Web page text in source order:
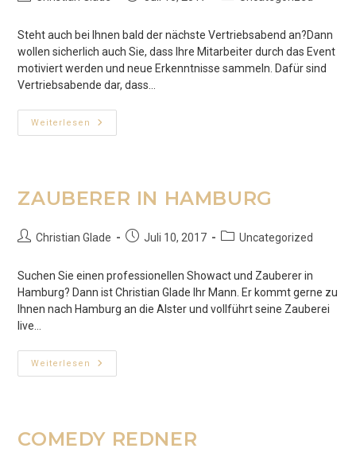
Steht auch bei Ihnen bald der nächste Vertriebsabend an?Dann
wollen sicherlich auch Sie, dass Ihre Mitarbeiter durch das Event
motiviert werden und neue Erkenntnisse sammeln. Dafür sind
Vertriebsabende dar, dass…
Weiterlesen
DER
COMEDY
ZAUBERER IN HAMBURG
Beitrags-
Christian Glade
BeitragJuli 10, 2017
Beitrags-
Uncategorized
Suchen Sie einen professionellen Showact und Zauberer in
Hamburg? Dann ist Christian Glade Ihr Mann. Er kommt gerne zu
Ihnen nach Hamburg an die Alster und vollführt seine Zauberei
live…
Weiterlesen
ZAUBERER
IN
COMEDY REDNER